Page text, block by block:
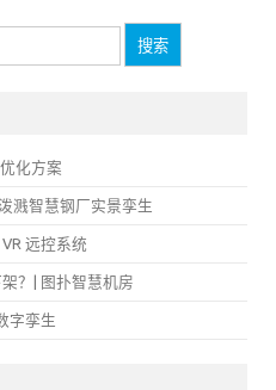
化方案
溅智慧钢厂实景孪生
远控系统
？| 图扑智慧机房
字孪生